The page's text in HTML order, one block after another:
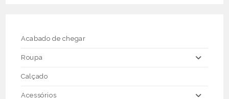
Acabado de chegar
Roupa
Calçado
Acessórios